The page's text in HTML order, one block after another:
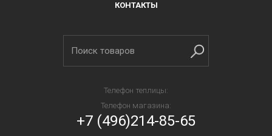
КОНТАКТЫ
Телефон теплицы:
Телефон магазина:
+7 (496)214-85-65